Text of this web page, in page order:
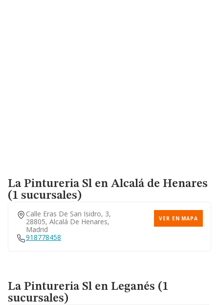
La Pintureria Sl en Alcalá de Henares
(1 sucursales)
Calle Eras De San Isidro, 3,
28805, Alcalá De Henares,
Madrid
VER EN MAPA
918778458
La Pintureria Sl en Leganés (1
sucursales)